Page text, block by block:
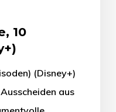
10
(Disney+)
aus